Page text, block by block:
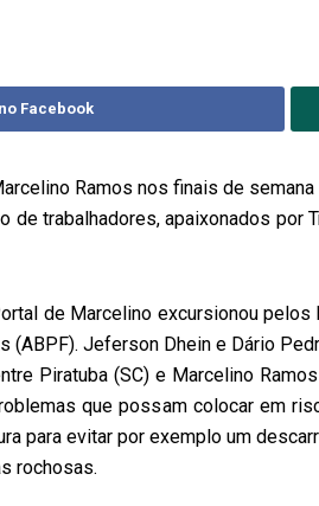
Facebook
Ramos nos finais de
trabalhadores, apaixonados por
de Marcelino excursionou
Jeferson Dhein e Dário
Piratuba (SC) e Marcelino
que possam colocar em
para evitar por exemplo um
rochosas.